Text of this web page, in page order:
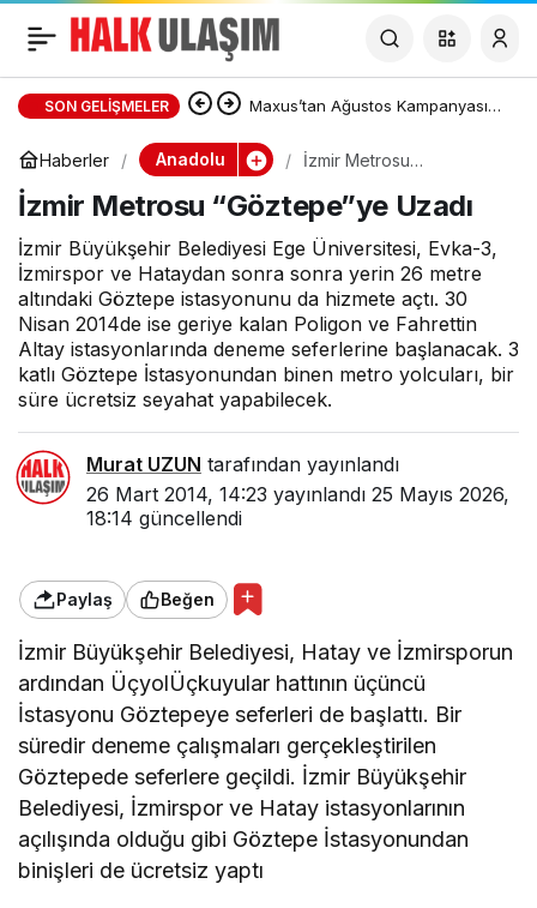
SON GELIŞMELER Maxus’tan Ağustos Kampanyası:
DELIVER 7 ve DELIVER 9’da Sıfır
Faizli Kredi ve Özel Fiyat Avantajı
Haberler Anadolu
İzmir Metrosu
İzmir Metrosu “Göztepe”ye Uzadı
İzmir Büyükşehir Belediyesi Ege Üniversitesi, Evka-3,
İzmirspor ve Hataydan sonra sonra yerin 26 metre
altındaki Göztepe istasyonunu da hizmete açtı. 30
Nisan 2014de ise geriye kalan Poligon ve Fahrettin
Altay istasyonlarında deneme seferlerine başlanacak. 3
katlı Göztepe İstasyonundan binen metro yolcuları, bir
süre ücretsiz seyahat yapabilecek.
Murat UZUN tarafından yayınlandı
26 Mart 2014, 14:23 yayınlandı 25 Mayıs 2026,
18:14 güncellendi
Paylaş Beğen
İzmir Büyükşehir Belediyesi, Hatay ve İzmirsporun
ardından ÜçyolÜçkuyular hattının üçüncü
İstasyonu Göztepeye seferleri de başlattı. Bir
süredir deneme çalışmaları gerçekleştirilen
Göztepede seferlere geçildi. İzmir Büyükşehir
Belediyesi, İzmirspor ve Hatay istasyonlarının
açılışında olduğu gibi Göztepe İstasyonundan
binişleri de ücretsiz yaptı
İzmir Metrosu
“Göztepe”ye Uzadı